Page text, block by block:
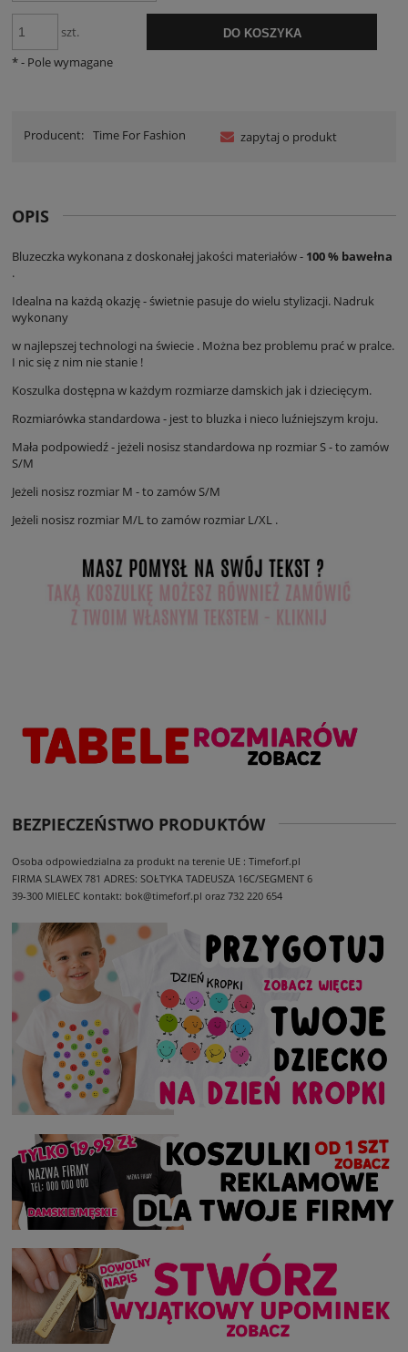
szt. DO KOSZYKA
*- Pole wymagane
Producent: Time For Fashion zapytaj o produkt
OPIS
Bluzeczka wykonana z doskonałej jakości materiałów - 100 % bawełna
.
Idealna na każdą okazję - świetnie pasuje do wielu stylizacji. Nadruk
wykonany
w najlepszej technologi na świecie . Można bez problemu prać w pralce.
I nic się z nim nie stanie !
Koszulka dostępna w każdym rozmiarze damskich jak i dziecięcym.
Rozmiarówka standardowa - jest to bluzka i nieco luźniejszym kroju.
Mała podpowiedź - jeżeli nosisz standardowa np rozmiar S - to zamów
S/M
Jeżeli nosisz rozmiar M - to zamów S/M
Jeżeli nosisz rozmiar M/L to zamów rozmiar L/XL .
BEZPIECZEŃSTWO PRODUKTÓW
Osoba odpowiedzialna za produkt na terenie UE : Timeforf.pl
FIRMA SLAWEX 781 ADRES: SOŁTYKA TADEUSZA 16C/SEGMENT 6
39-300 MIELEC kontakt: bok@timeforf.pl oraz 732 220 654